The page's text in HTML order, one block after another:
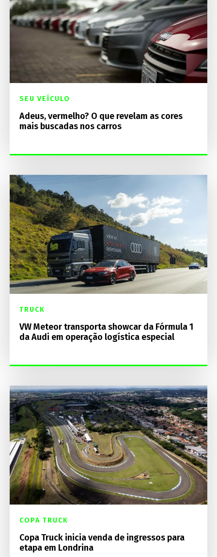
SEU VEÍCULO
Adeus, vermelho? O que revelam as cores
mais buscadas nos carros
TRUCK
VW Meteor transporta showcar da Fórmula 1
da Audi em operação logística especial
COPA TRUCK
Copa Truck inicia venda de ingressos para
etapa em Londrina